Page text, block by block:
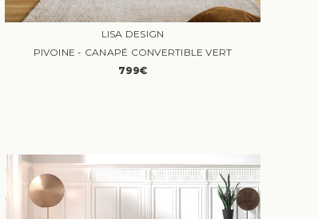
LISA DESIGN
PIVOINE - CANAPÉ CONVERTIBLE VERT
799€